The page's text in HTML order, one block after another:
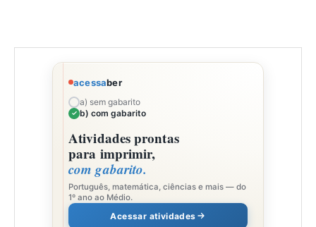
acessaber
a) sem gabarito
b) com gabarito
Atividades prontas
para imprimir,
com gabarito.
Português, matemática, ciências e mais — do
1º ano ao Médio.
Acessar atividades